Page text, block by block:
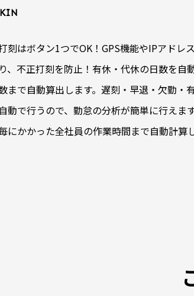
刻はボタン1つでOK！GPS機能やIPアドレ
、不正打刻を防止！有休・代休の日数を自
まで自動算出します。遅刻・早退・欠勤・
動で行うので、勤怠の分析が簡単に行えま
にかかった全社員の作業時間まで自動計算し